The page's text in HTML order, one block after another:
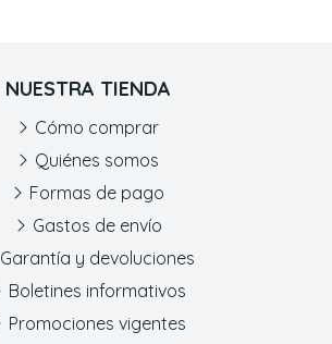
NUESTRA TIENDA
Cómo comprar
Quiénes somos
Formas de pago
Gastos de envío
Garantía y devoluciones
Boletines informativos
Promociones vigentes